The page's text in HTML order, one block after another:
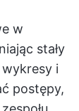
w
stały
i
postępy,